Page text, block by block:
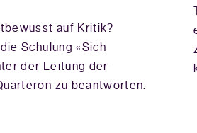
auf Kritik?
Schulung «Sich
der Leitung der
zu beantworten.